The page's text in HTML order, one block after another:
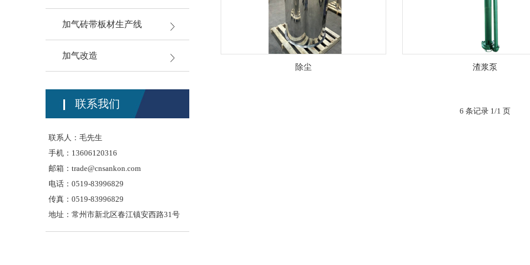
加气砖带板材生产线
加气改造
联系我们
联系人：毛先生
手机：13606120316
邮箱： trade@cnsankon.com
电话：0519-83996829
传真：0519-83996829
地址：常州市新北区春江镇安西路31号
除尘 渣浆泵
6 条记录 1/1 页